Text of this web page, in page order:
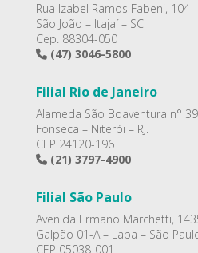
Rua Izabel Ramos Fabeni, 104
São João – Itajaí – SC
Cep. 88304-050
(47) 3046-5800
Filial Rio de Janeiro
Alameda São Boaventura n°
Fonseca – Niterói – RJ.
CEP 24120-196
(21) 3797-4900
Filial São Paulo
Avenida Ermano Marchetti,
Galpão 01-A – Lapa – São
CEP 05038-001